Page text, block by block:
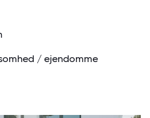
/ ejendomme